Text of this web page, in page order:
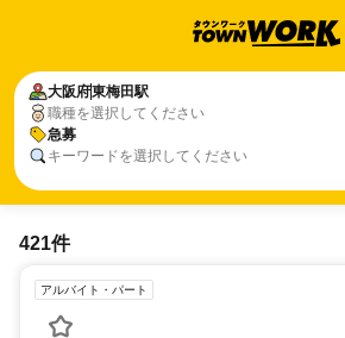
大阪府東梅田駅
職種を選択してください
急募
キーワードを選択してください
大阪府東梅田駅
急募
421件
アルバイト・パート